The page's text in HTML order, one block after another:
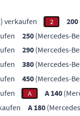
verkaufen 2 200
250 (Mercedes-
290 (Mercedes-
380 (Mercedes-
450 (Mercedes-
A A 140
A 180